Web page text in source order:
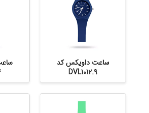
ساعت داویکس کد
DVL1012.9